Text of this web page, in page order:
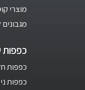
מוצרי
כפפות
כפפות
כפפות